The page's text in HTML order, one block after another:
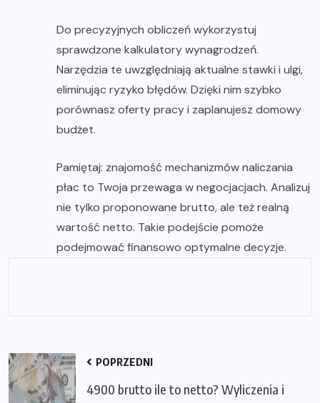
Do precyzyjnych obliczeń wykorzystuj
sprawdzone kalkulatory wynagrodzeń.
Narzędzia te uwzględniają aktualne stawki i ulgi,
eliminując ryzyko błędów. Dzięki nim szybko
porównasz oferty pracy i zaplanujesz domowy
budżet.
Pamiętaj: znajomość mechanizmów naliczania
płac to Twoja przewaga w negocjacjach. Analizuj
nie tylko proponowane brutto, ale też realną
wartość netto. Takie podejście pomoże
podejmować finansowo optymalne decyzje.
POPRZEDNI
4900 brutto ile to netto? Wyliczenia i